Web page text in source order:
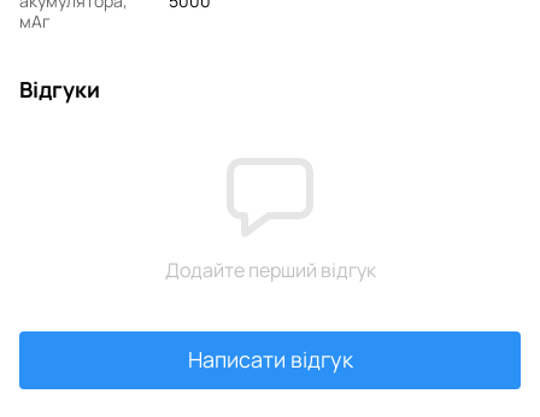
мАг
Відгуки
Додайте перший відгук
Написати відгук